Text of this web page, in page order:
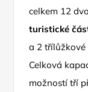
celkem 12
turistické
a 2 třílůžkové
Celková
možností tří